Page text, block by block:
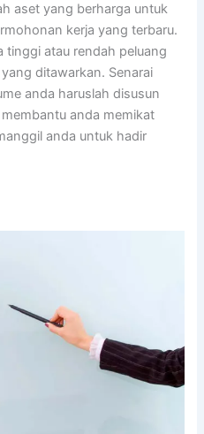
aset yang berharga untuk
kerja yang terbaru.
tinggi atau rendah peluang
ditawarkan. Senarai
anda haruslah disusun
anda memikat
anda untuk hadir